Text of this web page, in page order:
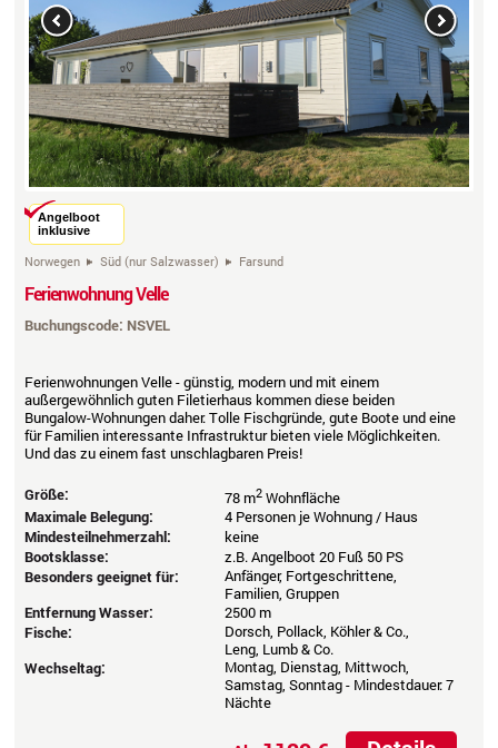
Previous Next
Angelboot
inklusive
Norwegen Süd (nur Salzwasser) Farsund
Ferienwohnung Velle
Buchungscode: NSVEL
Ferienwohnungen Velle - günstig, modern und mit einem
außergewöhnlich guten Filetierhaus kommen diese beiden
Bungalow-Wohnungen daher. Tolle Fischgründe, gute Boote und eine
für Familien interessante Infrastruktur bieten viele Möglichkeiten.
Und das zu einem fast unschlagbaren Preis!
Größe: 78 m2Wohnfläche
Maximale Belegung:
4 Personen je Wohnung / Haus
Mindesteilnehmerzahl:
keine
Bootsklasse:
z.B. Angelboot 20 Fuß 50 PS
Besonders geeignet für:
Anfänger, Fortgeschrittene,
Familien, Gruppen
Entfernung Wasser:
2500 m
Fische:
Dorsch, Pollack, Köhler & Co.,
Leng, Lumb & Co.
Wechseltag:
Montag, Dienstag, Mittwoch,
Samstag, Sonntag - Mindestdauer: 7
Nächte